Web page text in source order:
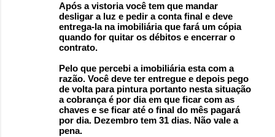
Após a vistoria você tem que mandar
desligar a luz e pedir a conta final e deve
entrega-la na imobiliária que fará um cópia
quando for quitar os débitos e encerrar o
contrato.
Pelo que percebi a imobiliária esta com a
razão. Você deve ter entregue e depois pego
de volta para pintura portanto nesta situação
a cobrança é por dia em que ficar com as
chaves e se ficar até o final do mês pagará
por dia. Dezembro tem 31 dias. Não vale a
pena.